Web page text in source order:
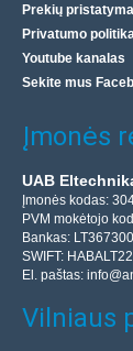
Prekių
Privatumo
Youtube kanalas
Sekite mus
Įmonės
UAB
Įmonės kodas:
PVM mokėtojo
Bankas:
SWIFT: HABALT22
El. paštas:
Vilniaus